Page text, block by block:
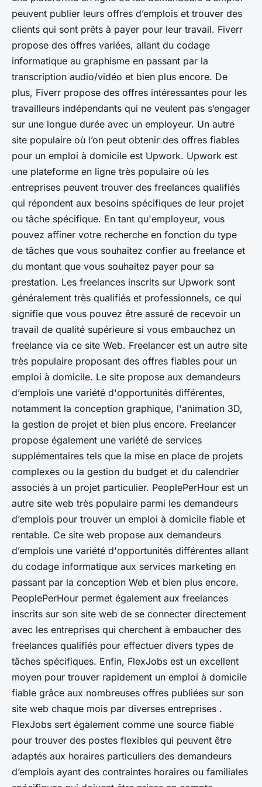
peuvent publier leurs offres d’emplois et trouver des
clients qui sont prêts à payer pour leur travail. Fiverr
propose des offres variées, allant du codage
informatique au graphisme en passant par la
transcription audio/vidéo et bien plus encore. De
plus, Fiverr propose des offres intéressantes pour les
travailleurs indépendants qui ne veulent pas s’engager
sur une longue durée avec un employeur. Un autre
site populaire où l’on peut obtenir des offres fiables
pour un emploi à domicile est Upwork. Upwork est
une plateforme en ligne très populaire où les
entreprises peuvent trouver des freelances qualifiés
qui répondent aux besoins spécifiques de leur projet
ou tâche spécifique. En tant qu'employeur, vous
pouvez affiner votre recherche en fonction du type
de tâches que vous souhaitez confier au freelance et
du montant que vous souhaitez payer pour sa
prestation. Les freelances inscrits sur Upwork sont
généralement très qualifiés et professionnels, ce qui
signifie que vous pouvez être assuré de recevoir un
travail de qualité supérieure si vous embauchez un
freelance via ce site Web. Freelancer est un autre site
très populaire proposant des offres fiables pour un
emploi à domicile. Le site propose aux demandeurs
d’emplois une variété d'opportunités différentes,
notamment la conception graphique, l'animation 3D,
la gestion de projet et bien plus encore. Freelancer
propose également une variété de services
supplémentaires tels que la mise en place de projets
complexes ou la gestion du budget et du calendrier
associés à un projet particulier. PeoplePerHour est un
autre site web très populaire parmi les demandeurs
d’emplois pour trouver un emploi à domicile fiable et
rentable. Ce site web propose aux demandeurs
d’emplois une variété d'opportunités différentes allant
du codage informatique aux services marketing en
passant par la conception Web et bien plus encore.
PeoplePerHour permet également aux freelances
inscrits sur son site web de se connecter directement
avec les entreprises qui cherchent à embaucher des
freelances qualifiés pour effectuer divers types de
tâches spécifiques. Enfin, FlexJobs est un excellent
moyen pour trouver rapidement un emploi à domicile
fiable grâce aux nombreuses offres publiées sur son
site web chaque mois par diverses entreprises .
FlexJobs sert également comme une source fiable
pour trouver des postes flexibles qui peuvent être
adaptés aux horaires particuliers des demandeurs
d’emplois ayant des contraintes horaires ou familiales